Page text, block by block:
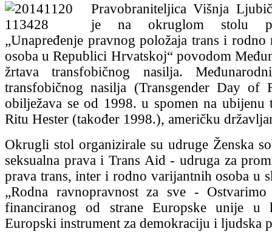
Pravobraniteljica Višnja
je na okruglom stolu
„Unapređenje pravnog položaja trans i rodno
osoba u Republici Hrvatskoj“ povodom
žrtava transfobičnog nasilja.
transfobičnog nasilja (Transgender Day of
obilježava se od 1998. u spomen na ubijenu
Ritu Hester (također 1998.), američku
Okrugli stol organizirale su udruge Ženska
seksualna prava i Trans Aid - udruga za
prava trans, inter i rodno varijantnih osoba u
„Rodna ravnopravnost za sve -
financiranog od strane Europske unije u
Europski instrument za demokraciju i ljudska